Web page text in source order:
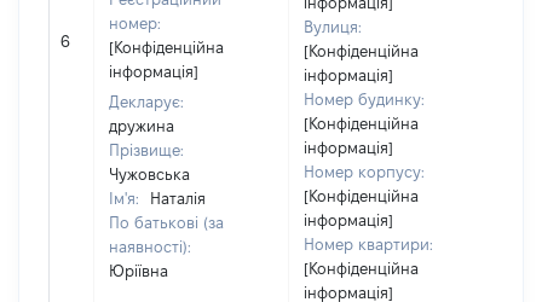
6
номер:
[Конфіденційна
інформація]
Декларує:
дружина
Прізвище:
Чужовська
Ім'я:
Наталія
По батькові (за
наявності):
Юріївна
Вулиця:
[Конфіденційна
інформація]
Номер будинку:
[Конфіденційна
інформація]
Номер корпусу:
[Конфіденційна
інформація]
Номер квартири:
[Конфіденційна
інформація]